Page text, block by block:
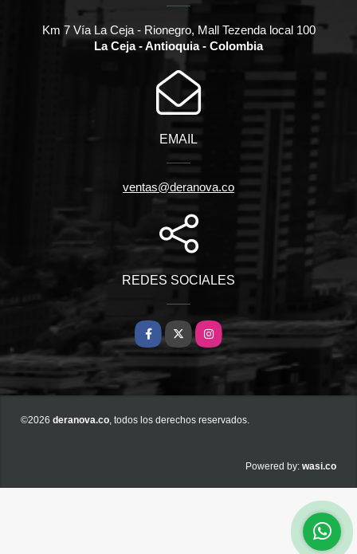
Km 7 Vía La Ceja - Rionegro, Mall Tezenda local 100
La Ceja - Antioquia - Colombia
EMAIL
ventas@deranova.co
REDES SOCIALES
Facebook
X Instagram
©2026 deranova.co , todos los derechos reservados.
Powered by: wasi.co